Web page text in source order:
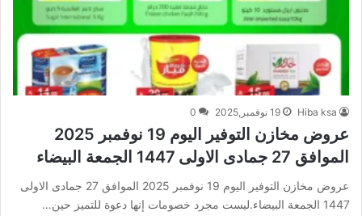
Hiba ksa 19 نوفمبر,2025 0
عروض مخازن التوفير اليوم 19 نوفمبر 2025
الموافق 27 جمادى الاولى 1447 الجمعة البيضاء
عروض مخازن التوفير اليوم 19 نوفمبر 2025 الموافق 27 جمادى الاولى
1447 الجمعة البيضاء.ليست مجرد خصومات إنها دعوة للتميز حين…